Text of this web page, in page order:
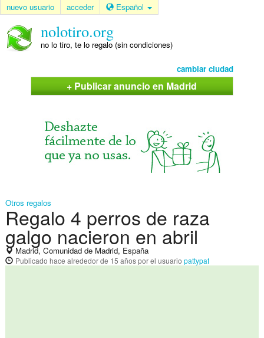
nuevo usuario acceder Español
nolotiro.org
no lo tiro, te lo regalo (sin condiciones)
cambiar ciudad
+ Publicar anuncio en Madrid
Otros regalos
Regalo 4 perros de raza
galgo nacieron en abril
Madrid, Comunidad de Madrid, España
Publicado hace alrededor de 15 añospor el usuario pattypat